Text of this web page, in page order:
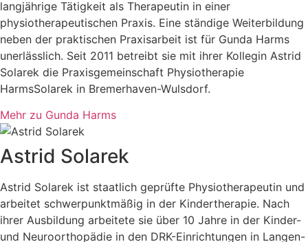
langjährige Tätigkeit als Therapeutin in einer
physiotherapeutischen Praxis. Eine ständige Weiterbildung
neben der praktischen Praxisarbeit ist für Gunda Harms
unerlässlich. Seit 2011 betreibt sie mit ihrer Kollegin Astrid
Solarek die Praxisgemeinschaft Physiotherapie
HarmsSolarek in Bremerhaven-Wulsdorf.
Mehr zu Gunda Harms
Astrid Solarek
Astrid Solarek ist staatlich geprüfte Physiotherapeutin und
arbeitet schwerpunktmäßig in der Kindertherapie. Nach
ihrer Ausbildung arbeitete sie über 10 Jahre in der Kinder-
und Neuroorthopädie in den DRK-Einrichtungen in Langen-